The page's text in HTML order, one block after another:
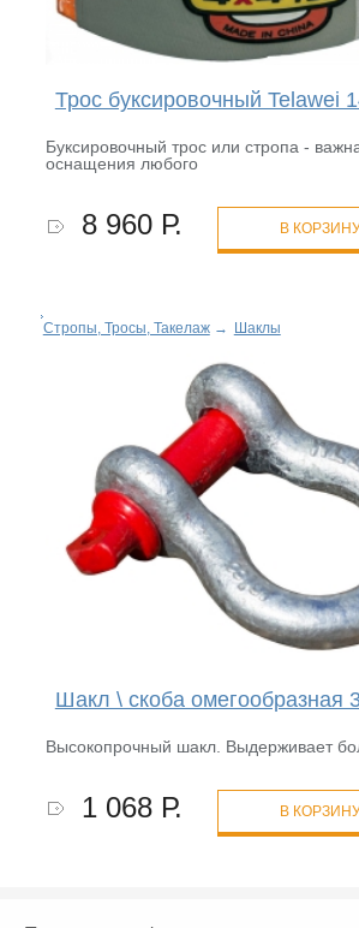
Трос буксировочный Telawei
Буксировочный трос или стропа -
оснащения любого
8 960 Р. В
Стропы, Тросы, Такелаж→ Шаклы
Шакл \ скоба омегообразная
Высокопрочный шакл. Выдерживает
1 068 Р. В